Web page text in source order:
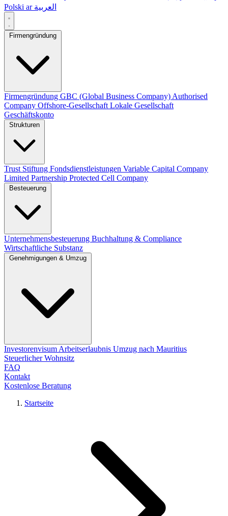
Polski ar العربية
Firmengründung GBC (Global Business Company) Authorised
Company Offshore-Gesellschaft Lokale Gesellschaft
Geschäftskonto
Trust Stiftung Fondsdienstleistungen Variable Capital Company
Limited Partnership Protected Cell Company
Unternehmensbesteuerung Buchhaltung & Compliance
Wirtschaftliche Substanz
Investorenvisum Arbeitserlaubnis Umzug nach Mauritius
Steuerlicher Wohnsitz
FAQ
Kontakt
Kostenlose Beratung
Startseite